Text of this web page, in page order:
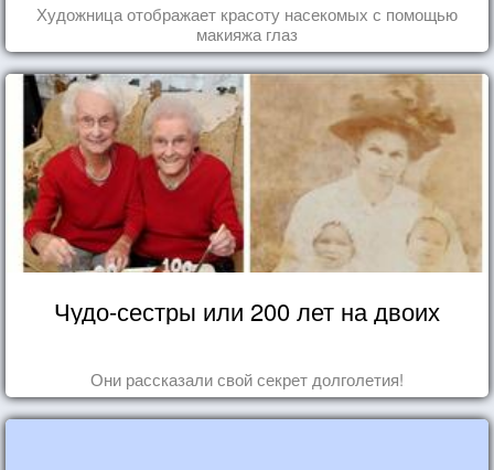
Художница отображает красоту насекомых с помощью
макияжа глаз
Чудо-сестры или 200 лет на двоих
Они рассказали свой секрет долголетия!